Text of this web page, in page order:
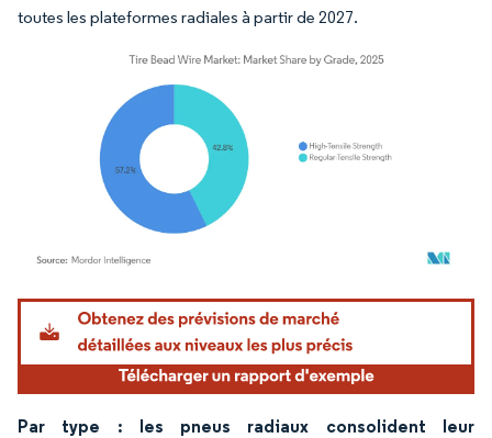
toutes les plateformes radiales à partir de 2027.
Image © Mordor Intelligence. La réutilisation nécessite une attribution sous CC BY
Par type : les pneus radiaux consolident leur